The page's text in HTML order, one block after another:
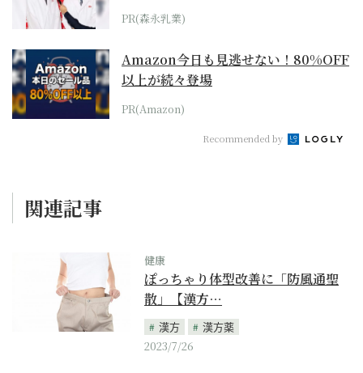
PR(森永乳業)
Amazon今日も見逃せない！80%OFF
以上が続々登場
PR(Amazon)
Recommended by
関連記事
健康
ぽっちゃり体型改善に「防風通聖
散」【漢方…
漢方
漢方薬
2023/7/26